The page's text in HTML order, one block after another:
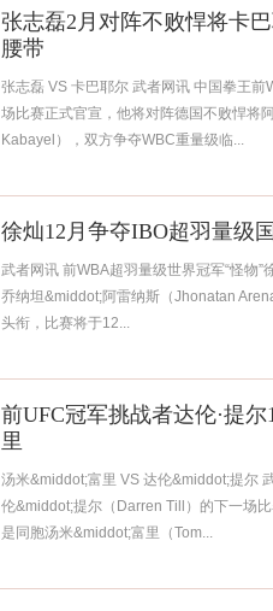
张志磊2月对阵不败悍将卡
腰带
张志磊 VS 卡巴耶尔 武者网讯 中国拳王
场比赛正式官宣，他将对阵德国不败悍将
Kabayel），双方争夺WBC重量级临...
徐灿12月争夺IBO超羽量级
武者网讯 前WBA超羽量级世界冠军“怪物
乔纳坦&middot;阿雷纳斯（Jhonatan
头衔，比赛将于12...
前UFC冠军挑战者达伦·提
里
汤米&middot;富里 VS 达伦&middot;提尔
伦&middot;提尔（Darren Till）的下一场
是同胞汤米&middot;富里（Tom...